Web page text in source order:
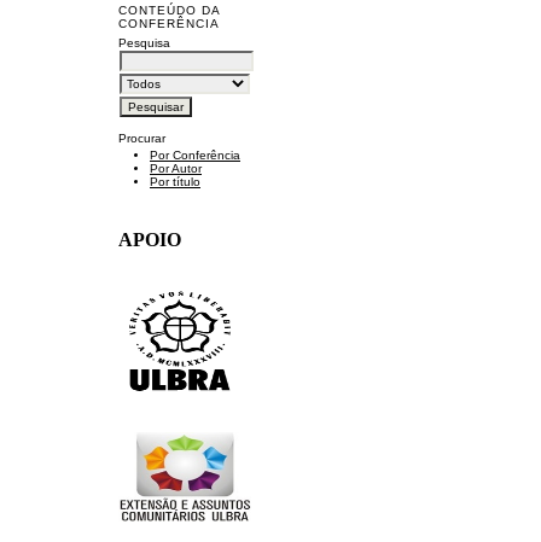
CONTEÚDO DA
CONFERÊNCIA
Pesquisa
Procurar
Por Conferência
Por Autor
Por título
APOIO